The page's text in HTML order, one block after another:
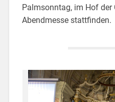
Palmsonntag, im Hof ​​der
Abendmesse stattfinden.